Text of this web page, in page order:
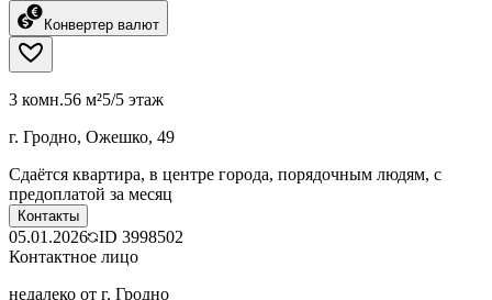
Конвертер валют
3 комн.56 м²5/5 этаж
г. Гродно, Ожешко, 49
Сдаётся квартира, в центре города, порядочным людям, с
предоплатой за месяц
Контакты
05.01.2026 ID 3998502
Контактное лицо
недалеко от г. Гродно